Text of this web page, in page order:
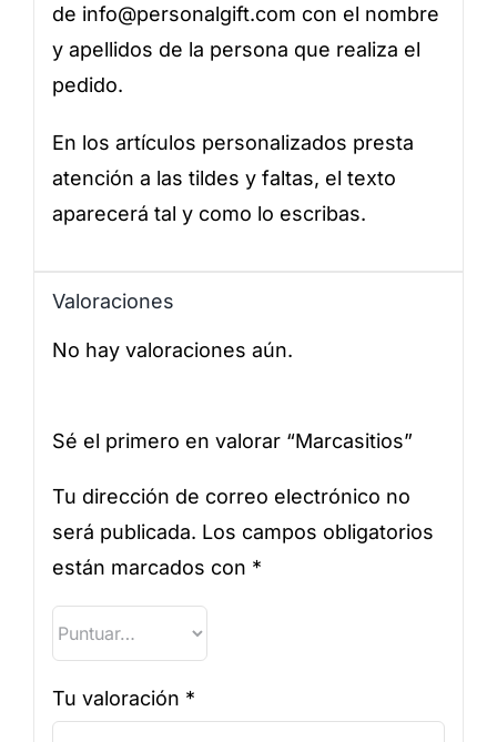
de info@personalgift.com con el nombre
y apellidos de la persona que realiza el
pedido.
En los artículos personalizados presta
atención a las tildes y faltas, el texto
aparecerá tal y como lo escribas.
Valoraciones
No hay valoraciones aún.
Sé el primero en valorar “Marcasitios”
Tu dirección de correo electrónico no
será publicada. Los campos obligatorios
están marcados con *
Tu valoración *